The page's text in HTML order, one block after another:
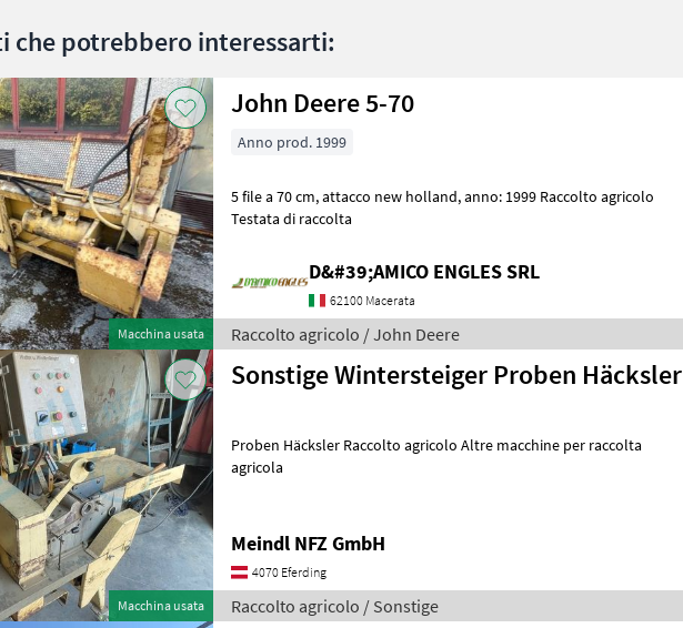
che potrebbero interessarti:
Macchina usata
John Deere 5-70
Anno prod. 1999
5 file a 70 cm, attacco new holland, anno: 1999 Raccolto agricolo
Testata di raccolta
D&#39;AMICO ENGLES SRL
62100 Macerata
Raccolto agricolo / John Deere
Macchina usata
Sonstige Wintersteiger Proben Häcksler
Proben Häcksler Raccolto agricolo Altre macchine per raccolta
agricola
Meindl NFZ GmbH
4070 Eferding
Raccolto agricolo / Sonstige